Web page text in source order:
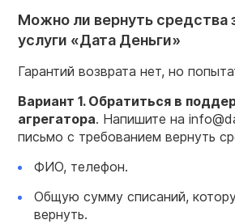
Можно ли вернуть средства
услуги «Дата Деньги»
Гарантий возврата нет, но
Вариант 1. Обратиться в
агрегатора. Напишите на
письмо с требованием вернуть
ФИО, телефон.
Общую сумму списаний,
вернуть.